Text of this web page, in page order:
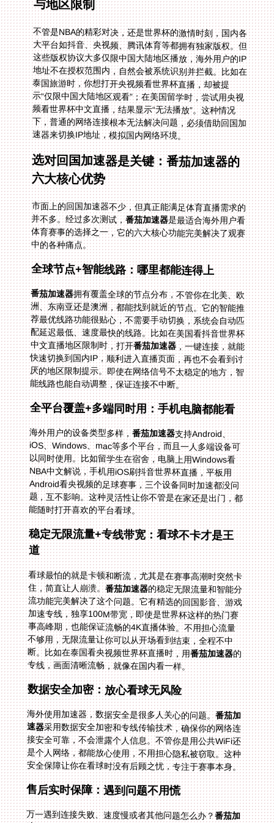
与地区限制
不管是NBA的精彩对决，还是世界杯的激情时刻，国内各
大平台如抖音、央视频、腾讯体育等都拥有独家版权。但
这些版权协议大多仅限中国大陆地区播放，海外用户的IP
地址不在授权范围内，自然会被系统识别并拦截。比如在
泰国旅游时，你想打开央视频看世界杯直播，却被提
示“仅限中国大陆地区观看”；在美国留学时，尝试用央视
频看世界杯中文直播，结果显示“无法播放”。这种情况
下，普通的网络连接根本无法解决问题，必须借助回国加
速器来切换IP地址，模拟国内网络环境。
选对回国加速器是关键：番茄加速器的
六大核心优势
市面上的回国加速器不少，但真正能满足体育直播需求的
并不多。经过多次测试，番茄加速器是最适合海外用户看
体育赛事的选择之一，它的六大核心功能完美解决了观赛
中的各种痛点。
全球节点+智能线路：哪里都能连得上
番茄加速器拥有覆盖全球的节点分布，不管你在北美、欧
洲、东南亚还是澳洲，都能找到就近的节点。它的智能推
荐最优线路功能很贴心，不需要手动切换，系统会自动匹
配延迟最低、速度最快的线路。比如在美国看抖音世界杯
中文直播地区限制时，打开番茄加速器，一键连接，就能
快速切换到国内IP，顺利进入直播页面，再也不会看到讨
厌的地区限制提示。即使在网络信号不太稳定的地方，智
能线路也能自动调整，保证连接不中断。
全平台覆盖+多端同时用：手机电脑都能看
海外用户的设备类型多样，番茄加速器支持Android、
iOS、Windows、mac等多个平台，而且一人多端设备可
以同时使用。比如留学生在宿舍，电脑上用Windows看
NBA中文解说，手机用iOS刷抖音世界杯直播，平板用
Android看央视频的足球赛事，三个设备同时加速都没问
题，互不影响。这种灵活性让你不管是在家还是出门，都
能随时打开喜欢的平台看球。
稳定无限流量+专线带宽：看球不卡才是王
道
看球最怕的就是卡顿和断流，尤其是在赛事高潮时突然卡
住，简直让人崩溃。番茄加速器的稳定无限流量和智能分
流功能完美解决了这个问题。它有精选的回国影音、游戏
加速专线，独享100M带宽，即使是世界杯这样的热门赛
事高峰期，也能保证流畅的4K直播体验。不用担心流量
不够用，无限流量让你可以从开场看到结束，全程不中
断。比如在泰国看央视频世界杯直播时，用番茄加速器的
专线，画面清晰流畅，就像在国内看一样。
数据安全加密：放心看球无风险
海外使用加速器，数据安全是很多人关心的问题。番茄加
速器采用数据安全加密和专线传输技术，确保你的网络连
接安全可靠，不会泄露个人信息。不管你是用公共WiFi还
是个人网络，都能放心使用，不用担心隐私被窃取。这种
安全保障让你在看球时没有后顾之忧，专注于赛事本身。
售后实时保障：遇到问题不用慌
万一遇到连接失败、速度慢或者其他问题怎么办？番茄加